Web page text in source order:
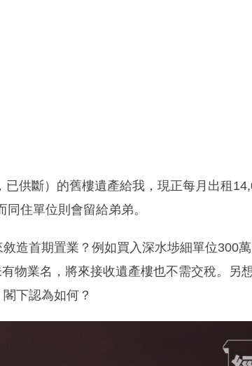
供斷）的舊樓遺產給我，現正每月出租
住單位則會留給弟弟。
造首期置業？例如買入深水埗細單位300
物業名，將來接收遺產樓也不需交稅。另
下認為如何？